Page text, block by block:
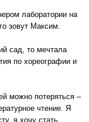
лаборатории на
зовут Максим.
сад, то мечтала
по хореографии и
можно потеряться –
чтение. Я
я хочу стать